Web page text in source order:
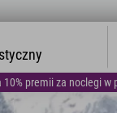
10% premii za noclegi